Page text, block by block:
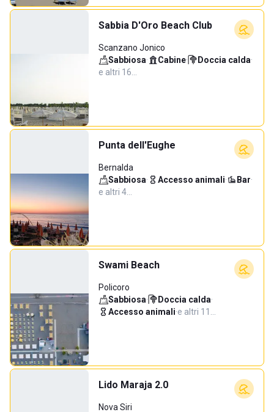
Sabbia D'Oro Beach Club
Scanzano Jonico
Sabbiosa· Cabine· Doccia calda·
e altri 16…
Punta dell'Eughe
Bernalda
Sabbiosa· Accesso animali· Bar·
e altri 4…
Swami Beach
Policoro
Sabbiosa· Doccia calda·
Accesso animali·e altri 11…
Lido Maraja 2.0
Nova Siri